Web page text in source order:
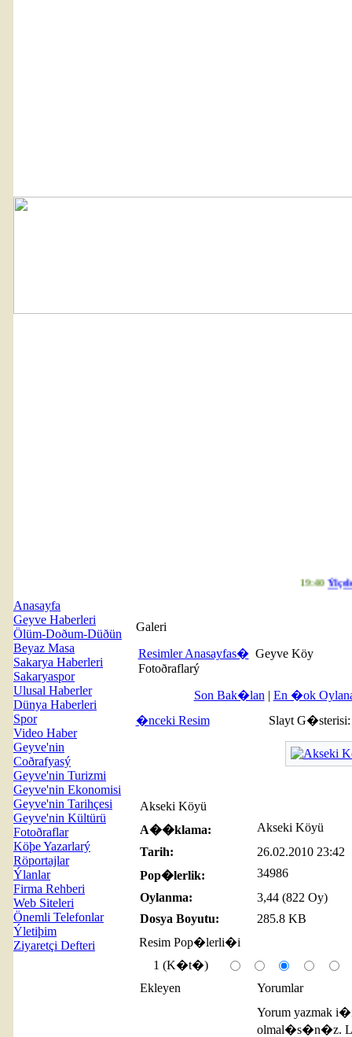
19:40
Anasayfa
Geyve Haberleri
Ölüm-Doðum-Düðün
Beyaz Masa
Sakarya Haberleri
Sakaryaspor
Ulusal Haberler
Dünya Haberleri
Spor
Video Haber
Geyve'nin
Coðrafyasý
Geyve'nin Turizmi
Geyve'nin Ekonomisi
Geyve'nin Tarihçesi
Geyve'nin Kültürü
Fotoðraflar
Köþe Yazarlarý
Röportajlar
Ýlanlar
Firma Rehberi
Web Siteleri
Önemli Telefonlar
Ýletiþim
Ziyaretçi Defteri
Galeri
Resimler Anasayfas� Geyve Köy
Fotoðraflarý
Son Bak�lan | En �ok
�nceki Resim
Slayt
Akseki Köyü
A��klama:
Akseki Köyü
Tarih:
26.02.2010 23:42
Pop�lerlik:
34986
Oylanma:
3,44 (822 Oy)
Dosya Boyutu:
285.8 KB
Resim Pop�lerli�i
1 (K�t�)
Ekleyen
Yorumlar
Yorum yazmak
olmal�s�n�z.